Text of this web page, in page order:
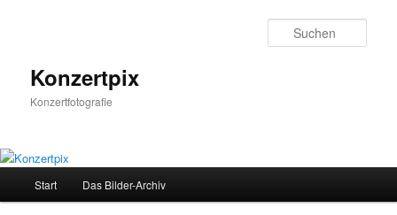
Konzertpix
Konzertfotografie
Start Das Bilder-Archiv